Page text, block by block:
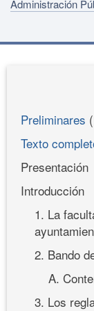
Administración
Preliminares
Texto
Presentación
Introducción
1. La
2. Bando
A.
3. Los